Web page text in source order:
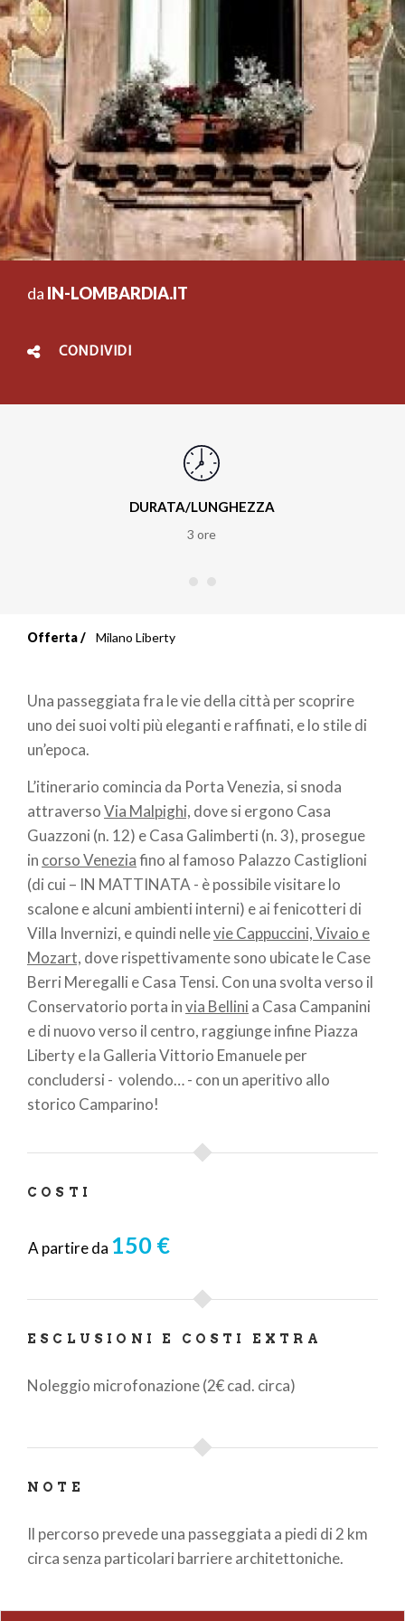
da IN-LOMBARDIA.IT
CONDIVIDI
DURATA/LUNGHEZZA
3 ore
di
pane
Offerta Milano Liberty
Una passeggiata fra le vie della città per scoprire
uno dei suoi volti più eleganti e raffinati, e lo stile di
un’epoca.
L’itinerario comincia da Porta Venezia, si snoda
attraversoVia Malpighi, dove si ergono Casa
Guazzoni (n. 12) e Casa Galimberti (n. 3), prosegue
in corso Veneziafino al famoso Palazzo Castiglioni
(di cui – IN MATTINATA - è possibile visitare lo
scalone e alcuni ambienti interni) e ai fenicotteri di
Villa Invernizi, e quindi nellevie Cappuccini, Vivaio e
Mozart, dove rispettivamente sono ubicate le Case
Berri Meregalli e Casa Tensi. Con una svolta verso il
Conservatorio porta invia Bellini a Casa Campanini
e di nuovo verso il centro, raggiunge infine Piazza
Liberty e la Galleria Vittorio Emanuele per
concludersi - volendo… - con un aperitivo allo
storico Camparino!
COSTI
A partire da 150 €
ESCLUSIONI E COSTI EXTRA
Noleggio microfonazione (2€ cad. circa)
NOTE
Il percorso prevede una passeggiata a piedi di 2 km
circa senza particolari barriere architettoniche.